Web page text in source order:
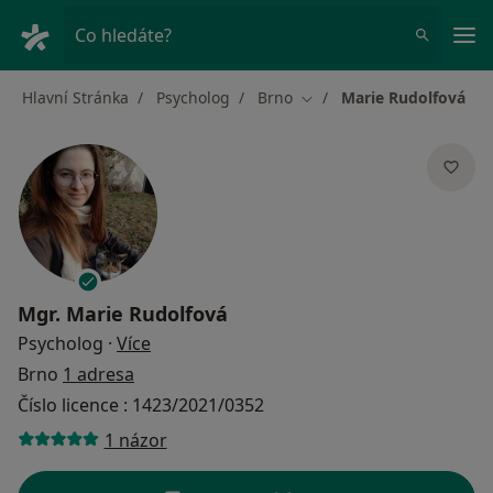
Co hledáte?
Hlavní Stránka Psycholog Brno Změna města
Marie Rudolfová
Mgr. Marie Rudolfová
Psycholog · Více
Brno 1 adresa
Číslo licence : 1423/2021/0352
1 názor